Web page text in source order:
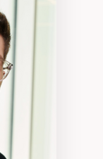
santé